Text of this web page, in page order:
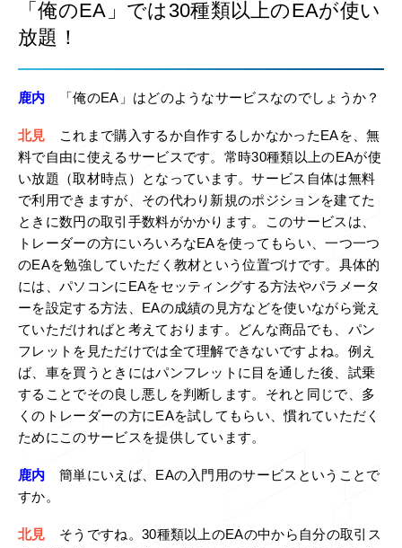
「俺のEA」では30種類以上のEAが使い
放題！
鹿内 「俺のEA」はどのようなサービスなのでしょうか？
北見 これまで購入するか自作するしかなかったEAを、無
料で自由に使えるサービスです。常時30種類以上のEAが使
い放題（取材時点）となっています。サービス自体は無料
で利用できますが、その代わり新規のポジションを建てた
ときに数円の取引手数料がかかります。このサービスは、
トレーダーの方にいろいろなEAを使ってもらい、一つ一つ
のEAを勉強していただく教材という位置づけです。具体的
には、パソコンにEAをセッティングする方法やパラメータ
ーを設定する方法、EAの成績の見方などを使いながら覚え
ていただければと考えております。どんな商品でも、パン
フレットを見ただけでは全て理解できないですよね。例え
ば、車を買うときにはパンフレットに目を通した後、試乗
することでその良し悪しを判断します。それと同じで、多
くのトレーダーの方にEAを試してもらい、慣れていただく
ためにこのサービスを提供しています。
鹿内 簡単にいえば、EAの入門用のサービスということで
すか。
北見 そうですね。30種類以上のEAの中から自分の取引ス